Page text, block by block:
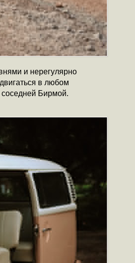
и нерегулярно
в любом
соседней Бирмой.